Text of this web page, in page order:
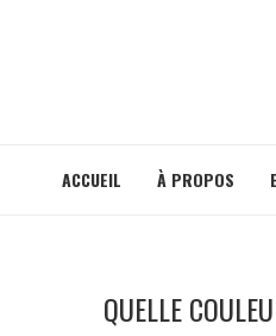
ACCUEIL À PROPOS
QUELLE